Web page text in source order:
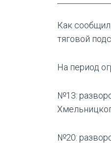
Как
тяговой
На период
№13:
№20: